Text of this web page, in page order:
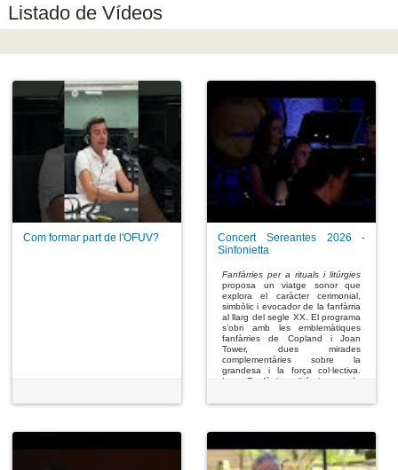
Listado de Vídeos
Com formar part de l'OFUV?
Concert Sereantes 2026 -
Sinfonietta
Fanfàrries per a rituals i litúrgies
proposa un viatge sonor que
explora el caràcter cerimonial,
simbòlic i evocador de la fanfàrria
al llarg del segle XX. El programa
s’obri amb les emblemàtiques
fanfàrries de Copland i Joan
Tower, dues mirades
complementàries sobre la
grandesa i la força col·lectiva.
Les Fanfàrries litúrgiques de
dimensió espiritual i dramàtica,
religiosa. En la segona part, la
desplega una música vibrant i
monumental inspirada en la ciutat